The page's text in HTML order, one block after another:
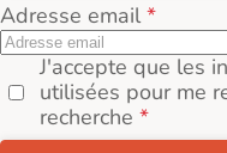
Adresse email
J'accepte que les
utilisées pour me
recherche